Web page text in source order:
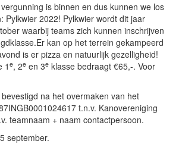
is binnen en dus kunnen we los
Pylkwier 2022! Pylkwier wordt dit jaar
waarbij teams zich kunnen inschrijven
kan op het terrein gekampeerd
is er pizza en natuurlijk gezelligheid!
1 e, 2e en 3e klasse bedraagt €65,-. Voor
na het overmaken van het
t.n.v. Kanovereniging
teamnaam + naam contactpersoon.
september.